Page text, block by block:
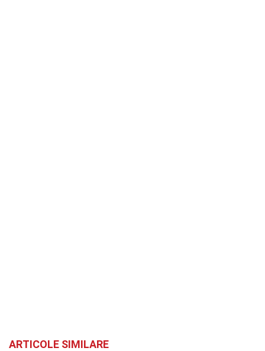
ARTICOLE SIMILARE